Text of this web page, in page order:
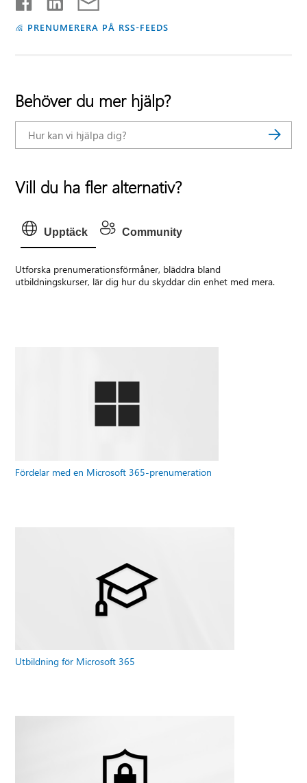
PRENUMERERA PÅ RSS-FEEDS
Behöver du mer hjälp?
Vill du ha fler alternativ?
Upptäck Community
Utforska prenumerationsförmåner, bläddra bland
utbildningskurser, lär dig hur du skyddar din enhet med mera.
Fördelar med en Microsoft 365-prenumeration
Utbildning för Microsoft 365